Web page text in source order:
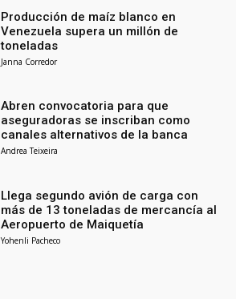
Producción de maíz blanco en
Venezuela supera un millón de
toneladas
Janna Corredor
Abren convocatoria para que
aseguradoras se inscriban como
canales alternativos de la banca
Andrea Teixeira
Llega segundo avión de carga con
más de 13 toneladas de mercancía al
Aeropuerto de Maiquetía
Yohenli Pacheco